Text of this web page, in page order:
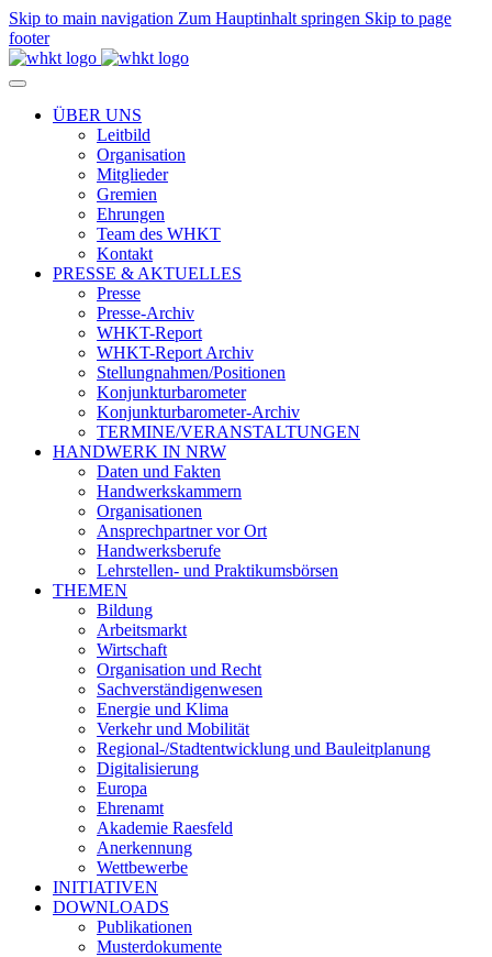
Skip to main navigation Zum Hauptinhalt springen Skip to page
footer
ÜBER UNS
Leitbild
Organisation
Mitglieder
Gremien
Ehrungen
Team des WHKT
Kontakt
PRESSE & AKTUELLES
Presse
Presse-Archiv
WHKT-Report
WHKT-Report Archiv
Stellungnahmen/Positionen
Konjunkturbarometer
Konjunkturbarometer-Archiv
TERMINE/VERANSTALTUNGEN
HANDWERK IN NRW
Daten und Fakten
Handwerkskammern
Organisationen
Ansprechpartner vor Ort
Handwerksberufe
Lehrstellen- und Praktikumsbörsen
THEMEN
Bildung
Arbeitsmarkt
Wirtschaft
Organisation und Recht
Sachverständigenwesen
Energie und Klima
Verkehr und Mobilität
Regional-/Stadtentwicklung und Bauleitplanung
Digitalisierung
Europa
Ehrenamt
Akademie Raesfeld
Anerkennung
Wettbewerbe
INITIATIVEN
DOWNLOADS
Publikationen
Musterdokumente